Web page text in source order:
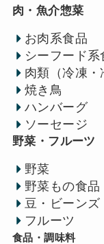
肉・魚介惣菜
お肉系食品
シーフード系
肉類（冷凍・
焼き鳥
ハンバーグ
ソーセージ
野菜・フルーツ
野菜
野菜もの食品
豆・ビーンズ
フルーツ
食品・調味料